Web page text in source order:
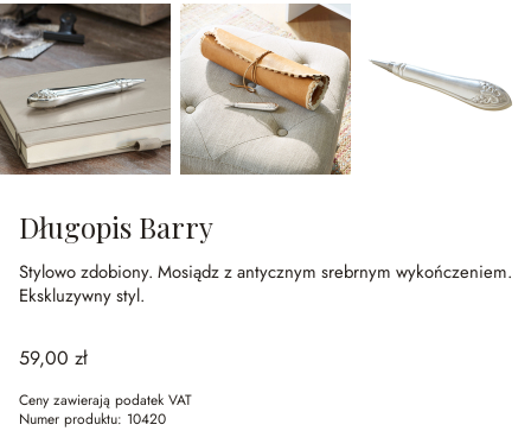
Długopis Barry
Stylowo zdobiony. Mosiądz z antycznym srebrnym wykończeniem.
Ekskluzywny styl.
59,00 zł
Ceny zawierają podatek VAT
Numer produktu: 10420